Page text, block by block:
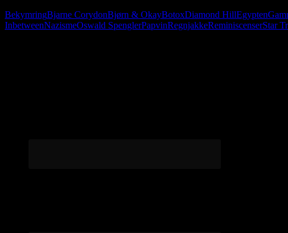
BekymringBjarne CorydonBjørn & OkayBotoxDiamond HillEgypten
InbetweenNazismeOswald SpenglerPapvinRegnjakkeReminiscenserStar